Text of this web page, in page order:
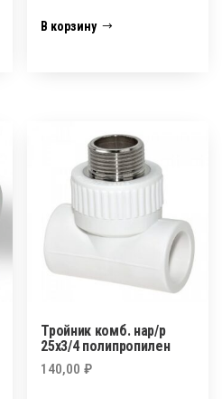
В корзину
Тройник комб. нар/р
25х3/4 полипропилен
140,00₽